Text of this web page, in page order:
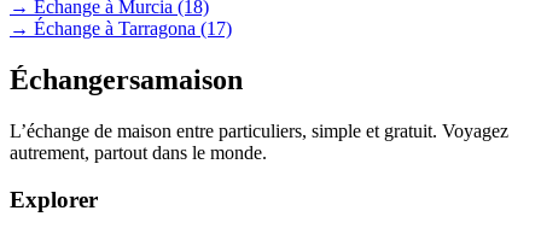
→ Échange à Murcia (18)
→ Échange à Tarragona (17)
Échangersamaison
L’échange de maison entre particuliers, simple et gratuit. Voyagez
autrement, partout dans le monde.
Explorer